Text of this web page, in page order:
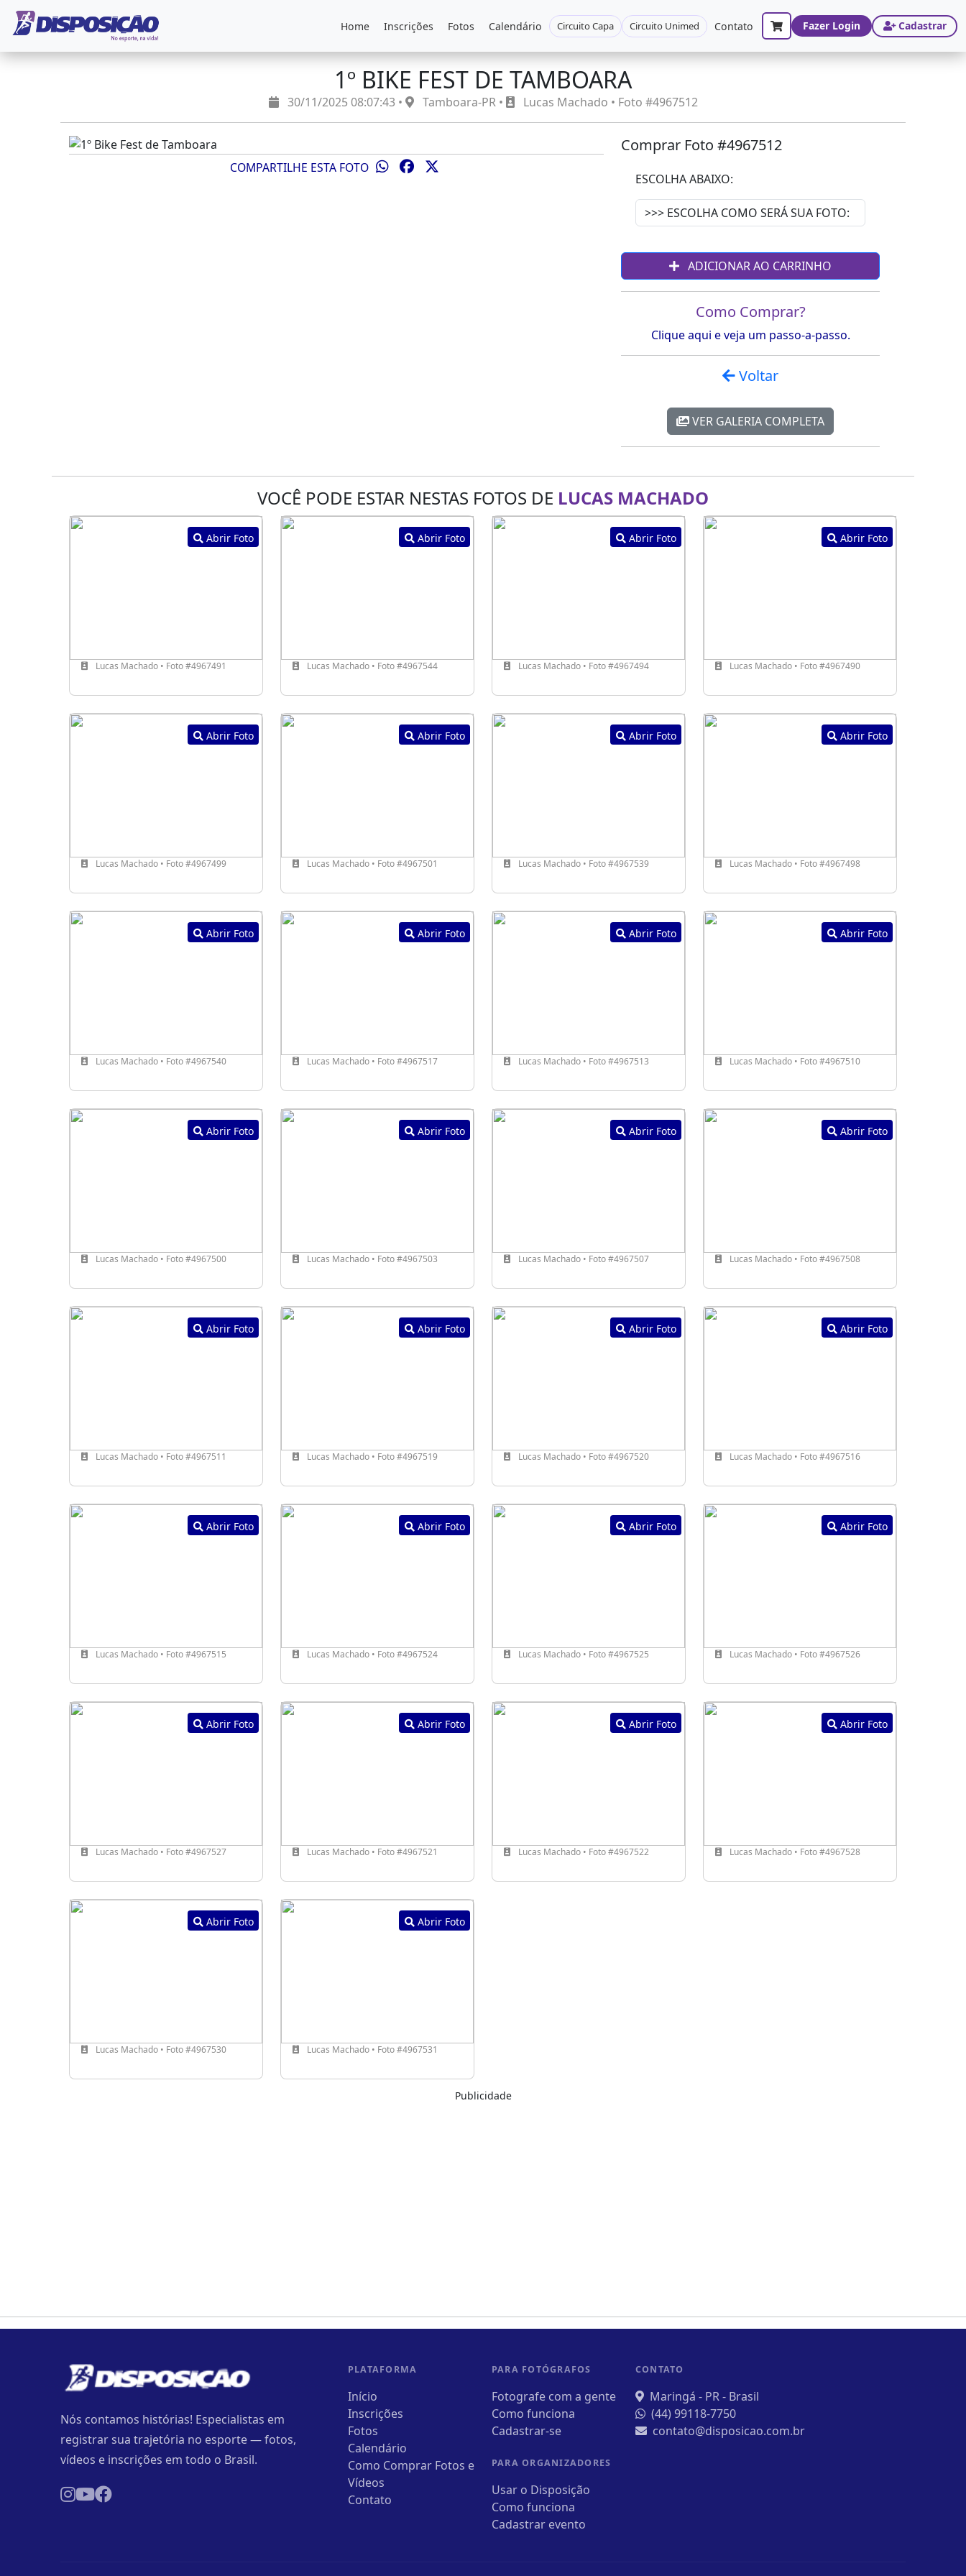
Home Inscrições Fotos Calendário Circuito Capa Circuito Unimed Contato Fazer Login Cadastrar
1º BIKE FEST DE TAMBOARA
30/11/2025 08:07:43 • Tamboara-PR • Lucas Machado • Foto #4967512
COMPARTILHE ESTA FOTO
Comprar Foto #4967512
ESCOLHA ABAIXO:
ADICIONAR AO CARRINHO
Como Comprar?
Clique aqui e veja um passo-a-passo.
Voltar
VER GALERIA COMPLETA
VOCÊ PODE ESTAR NESTAS FOTOS DE LUCAS MACHADO
Abrir Foto
Lucas Machado • Foto #4967491
Abrir Foto
Lucas Machado • Foto #4967544
Abrir Foto
Lucas Machado • Foto #4967494
Abrir Foto
Lucas Machado • Foto #4967490
Abrir Foto
Lucas Machado • Foto #4967499
Abrir Foto
Lucas Machado • Foto #4967501
Abrir Foto
Lucas Machado • Foto #4967539
Abrir Foto
Lucas Machado • Foto #4967498
Abrir Foto
Lucas Machado • Foto #4967540
Abrir Foto
Lucas Machado • Foto #4967517
Abrir Foto
Lucas Machado • Foto #4967513
Abrir Foto
Lucas Machado • Foto #4967510
Abrir Foto
Lucas Machado • Foto #4967500
Abrir Foto
Lucas Machado • Foto #4967503
Abrir Foto
Lucas Machado • Foto #4967507
Abrir Foto
Lucas Machado • Foto #4967508
Abrir Foto
Lucas Machado • Foto #4967511
Abrir Foto
Lucas Machado • Foto #4967519
Abrir Foto
Lucas Machado • Foto #4967520
Abrir Foto
Lucas Machado • Foto #4967516
Abrir Foto
Lucas Machado • Foto #4967515
Abrir Foto
Lucas Machado • Foto #4967524
Abrir Foto
Lucas Machado • Foto #4967525
Abrir Foto
Lucas Machado • Foto #4967526
Abrir Foto
Lucas Machado • Foto #4967527
Abrir Foto
Lucas Machado • Foto #4967521
Abrir Foto
Lucas Machado • Foto #4967522
Abrir Foto
Lucas Machado • Foto #4967528
Abrir Foto
Lucas Machado • Foto #4967530
Abrir Foto
Lucas Machado • Foto #4967531
Publicidade
Nós contamos histórias! Especialistas em
registrar sua trajetória no esporte — fotos,
vídeos e inscrições em todo o Brasil.
PLATAFORMA
Início
Inscrições
Fotos
Calendário
Como Comprar Fotos e
Vídeos
Contato
PARA FOTÓGRAFOS
Fotografe com a gente
Como funciona
Cadastrar-se
PARA ORGANIZADORES
Usar o Disposição
Como funciona
Cadastrar evento
CONTATO
Maringá - PR - Brasil
(44) 99118-7750
contato@disposicao.com.br